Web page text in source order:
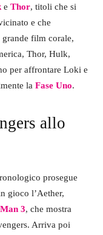
e Thor, titoli che si
e che
film corale,
Thor, Hulk,
per affrontare Loki e
la Fase Uno.
allo
prosegue
gioco l’Aether,
3, che mostra
Arriva poi